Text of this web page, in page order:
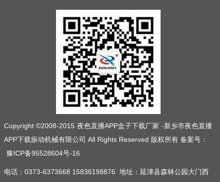
Copyright ©2008-2015 夜色直播APP盒子下载厂家 -新乡市夜色直播
APP下载振动机械有限公司 All Rights Reserved 版权所有 备案号：
豫ICP备95528604号-16
电话：0373-6373668 15836198876 地址：延津县森林公园大门西